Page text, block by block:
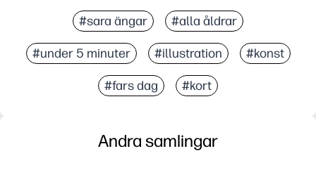
#sara ängar #alla åldrar
#under 5 minuter #illustration #konst
#fars dag #kort
Andra samlingar